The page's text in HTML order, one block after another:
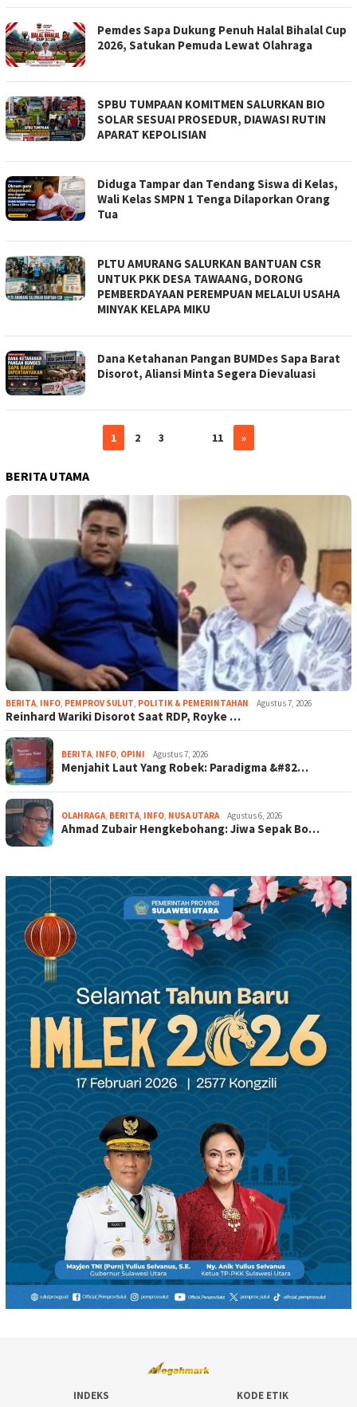
Pemdes Sapa Dukung Penuh Halal Bihalal Cup
2026, Satukan Pemuda Lewat Olahraga
SPBU TUMPAAN KOMITMEN SALURKAN BIO
SOLAR SESUAI PROSEDUR, DIAWASI RUTIN
APARAT KEPOLISIAN
Diduga Tampar dan Tendang Siswa di Kelas,
Wali Kelas SMPN 1 Tenga Dilaporkan Orang
Tua
PLTU AMURANG SALURKAN BANTUAN CSR
UNTUK PKK DESA TAWAANG, DORONG
PEMBERDAYAAN PEREMPUAN MELALUI USAHA
MINYAK KELAPA MIKU
Dana Ketahanan Pangan BUMDes Sapa Barat
Disorot, Aliansi Minta Segera Dievaluasi
1 2 3 11 »
BERITA UTAMA
BERITA, INFO, PEMPROV SULUT, POLITIK & PEMERINTAHAN Agustus 7, 2026
Reinhard Wariki Disorot Saat RDP, Royke …
BERITA, INFO, OPINI Agustus 7, 2026
Menjahit Laut Yang Robek: Paradigma &#82…
OLAHRAGA, BERITA, INFO, NUSA UTARA Agustus 6, 2026
Ahmad Zubair Hengkebohang: Jiwa Sepak Bo…
INDEKS KODE ETIK